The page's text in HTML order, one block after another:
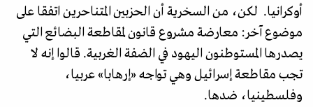
أوكرانيا. لكن، من السخرية أن الحزبين المتناحرين اتفقا على
موضوع آخر: معارضة مشروع قانون لمقاطعة البضائع التي
يصدرها المستوطنون اليهود في الضفة الغربية. قالوا إنه لا
تجب مقاطعة إسرائيل وهي تواجه «إرهابا» عربيا،
وفلسطينيا، ضدها.